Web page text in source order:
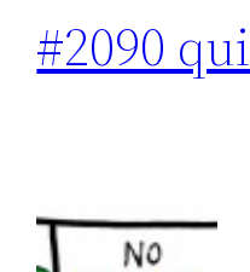
#2090